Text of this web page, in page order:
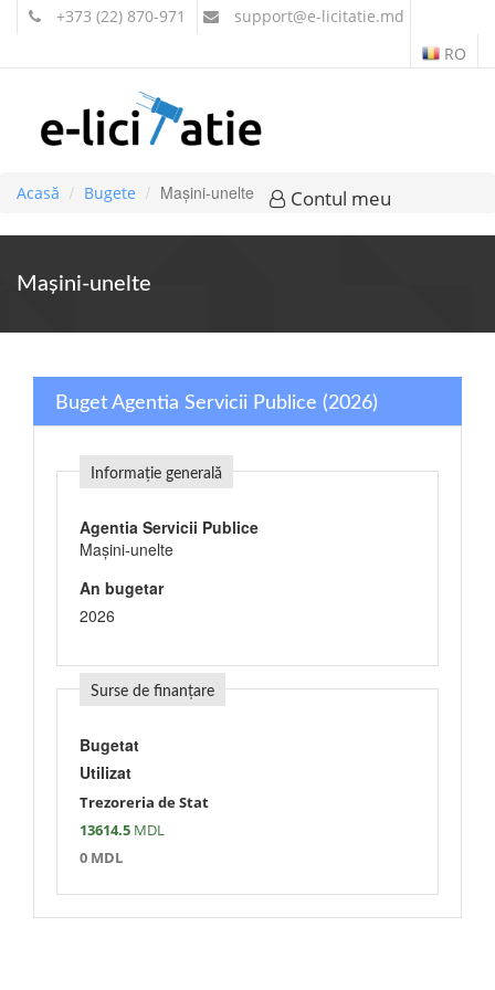
+373 (22) 870-971 support@e-licitatie.md
RO
Contul meu
Acasă Bugete Maşini-unelte
Maşini-unelte
Buget Agentia Servicii Publice (2026)
Informație generală
Agentia Servicii Publice
Maşini-unelte
An bugetar
2026
Surse de finanțare
Bugetat
Utilizat
Trezoreria de Stat
13614.5 MDL
0 MDL